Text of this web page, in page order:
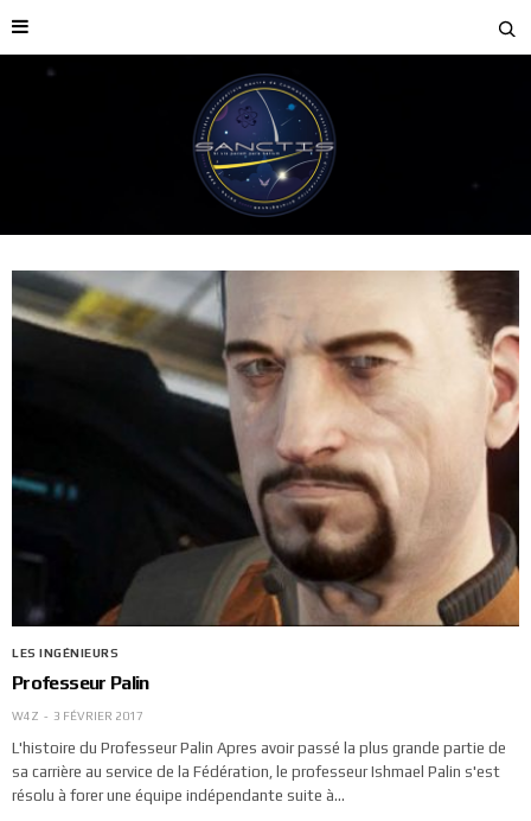
LES INGÉNIEURS
Professeur Palin
W4Z 3 FÉVRIER 2017
L'histoire du Professeur Palin Apres avoir passé la plus grande partie de
sa carrière au service de la Fédération, le professeur Ishmael Palin s'est
résolu à forer une équipe indépendante suite à…